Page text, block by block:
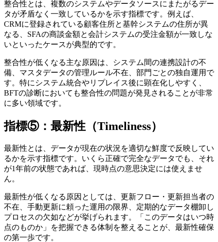
整合性とは、複数のシステムやデータソースにまたがるデー
タが矛盾なく一致しているかを示す指標です。例えば、
CRMに登録されている顧客住所と基幹システムの住所が異
なる、SFAの商談金額と会計システムの受注金額が一致しな
いといったケースが典型的です。
整合性が低くなる主な原因は、システム間の連携設計の不
備、マスタデータの管理ルール不在、部門ごとの独自運用で
す。特にシステム統合やリプレイス後に顕在化しやすく、
BFTの診断においても整合性の問題が発見されることが非常
に多い領域です。
指標⑤：最新性（Timeliness）
最新性とは、データが現在の状況を適切な鮮度で反映してい
るかを示す指標です。いくら正確で完全なデータでも、それ
が1年前の状態であれば、現時点の意思決定には使えませ
ん。
最新性が低くなる原因としては、更新フロー・更新担当者の
不在、手動更新に頼った運用の限界、定期的なデータ棚卸し
プロセスの欠如などが挙げられます。「このデータはいつ時
点のものか」を把握できる体制を整えることが、最新性確保
の第一歩です。